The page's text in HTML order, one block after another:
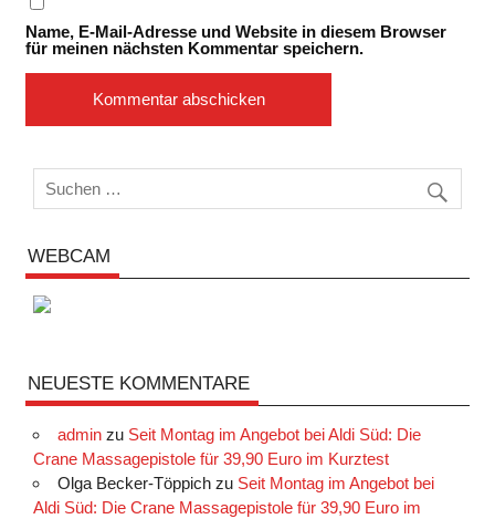
Name, E-Mail-Adresse und Website in diesem Browser
für meinen nächsten Kommentar speichern.
WEBCAM
NEUESTE KOMMENTARE
adminzu Seit Montag im Angebot bei Aldi Süd: Die
Crane Massagepistole für 39,90 Euro im Kurztest
Olga Becker-Töppichzu Seit Montag im Angebot bei
Aldi Süd: Die Crane Massagepistole für 39,90 Euro im